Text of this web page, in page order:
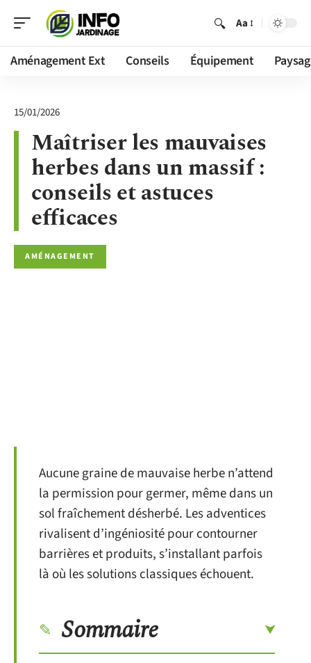
Aa
Aménagement Ext Conseils Équipement
15/01/2026
Maîtriser les mauvaises
herbes dans un massif :
conseils et astuces
efficaces
AMÉNAGEMENT
Aucune graine de mauvaise herbe n’attend
la permission pour germer, même dans un
sol fraîchement désherbé. Les adventices
rivalisent d’ingéniosité pour contourner
barrières et produits, s’installant parfois
là où les solutions classiques échouent.
Sommaire